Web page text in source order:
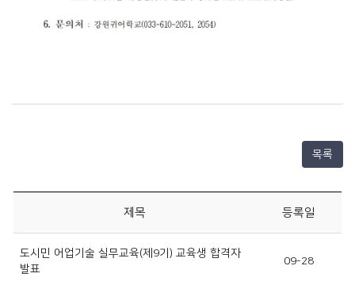
목록
제목 등록일
도시민 어업기술 실무교육(제9기) 교육생 합격자
발표
09-28